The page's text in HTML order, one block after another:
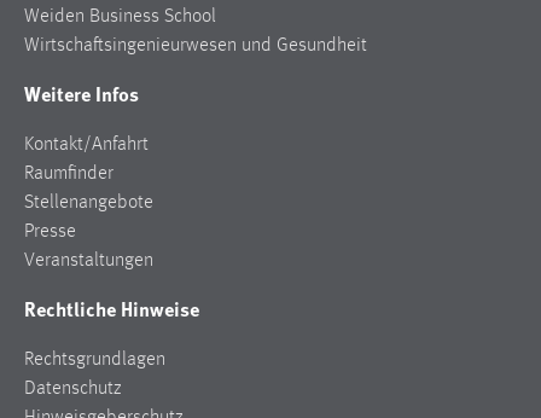
Weiden Business School
Wirtschaftsingenieurwesen und Gesundheit
Weitere Infos
Kontakt/Anfahrt
Raumfinder
Stellenangebote
Presse
Veranstaltungen
Rechtliche Hinweise
Rechtsgrundlagen
Datenschutz